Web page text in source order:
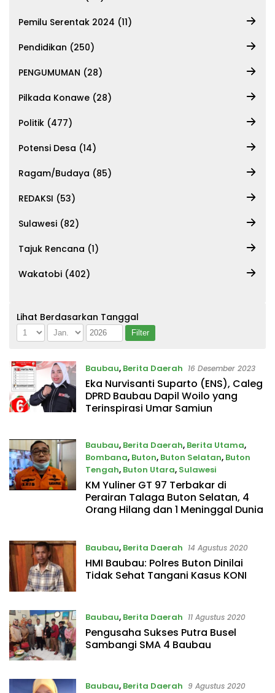
Pemilu Serentak 2024 (11)
Pendidikan (250)
PENGUMUMAN (28)
Pilkada Konawe (28)
Politik (477)
Potensi Desa (14)
Ragam/Budaya (85)
REDAKSI (53)
Sulawesi (82)
Tajuk Rencana (1)
Wakatobi (402)
Lihat Berdasarkan Tanggal
Baubau, Berita Daerah 16 Desember 2023
Eka Nurvisanti Suparto (ENS), Caleg
DPRD Baubau Dapil Woilo yang
Terinspirasi Umar Samiun
Baubau, Berita Daerah, Berita Utama,
Bombana, Buton, Buton Selatan, Buton
Tengah, Buton Utara, Sulawesi
16 September 2020
KM Yuliner GT 97 Terbakar di
Perairan Talaga Buton Selatan, 4
Orang Hilang dan 1 Meninggal Dunia
Baubau, Berita Daerah 14 Agustus 2020
HMI Baubau: Polres Buton Dinilai
Tidak Sehat Tangani Kasus KONI
Baubau, Berita Daerah 11 Agustus 2020
Pengusaha Sukses Putra Busel
Sambangi SMA 4 Baubau
Baubau, Berita Daerah 9 Agustus 2020